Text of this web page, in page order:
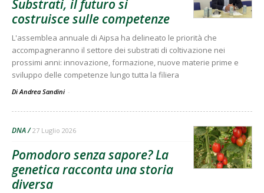
Substrati, il futuro si
costruisce sulle competenze
L'assemblea annuale di Aipsa ha delineato le priorità che
accompagneranno il settore dei substrati di coltivazione nei
prossimi anni: innovazione, formazione, nuove materie prime e
sviluppo delle competenze lungo tutta la filiera
Di Andrea Sandini -
DNA 27 Luglio 2026
Pomodoro senza sapore? La
genetica racconta una storia
diversa